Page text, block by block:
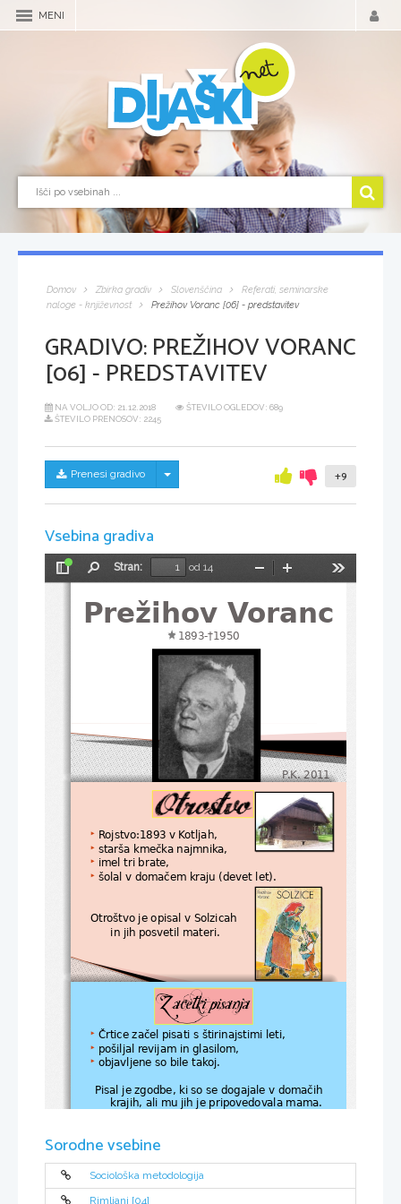
MENI
Domov Zbirka gradiv Slovenščina
Referati, seminarske
naloge - književnost
Prežihov Voranc [06] - predstavitev
GRADIVO:PREŽIHOV VORANC
[06] - PREDSTAVITEV
NA VOLJO OD: 21.12.2018
ŠTEVILO OGLEDOV: 689
ŠTEVILO PRENOSOV: 2245
Prenesi gradivo Skrij/prikaži meni +9
Vsebina gradiva
Preklopi
vrstico
Stran:
od 14
Pomanjšaj
Prežihov Voranc
1893-†1950
P.K. 2011
 Rojstvo:1893 v Kotljah,
 starša kmečka najmnika,
 imel tri brate,
 šolal v domačem kraju (devet let).
Otroštvo je opisal v Solzicah
in jih posvetil materi.
 Črtice začel pisati s štirinajstimi leti,
 pošiljal revijam in glasilom,
 objavljene so bile takoj.
Pisal je zgodbe, ki so se dogajale v domačih
krajih, ali mu jih je pripovedovala mama.
Sorodne vsebine
Sociološka metodologija
Rimljani [04]